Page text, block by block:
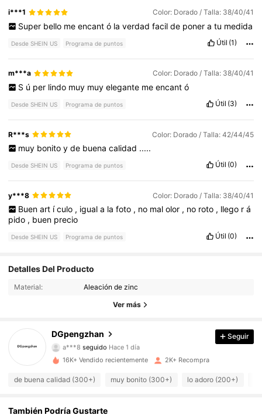
i***1 Color: Dorado / Talla: 38/40/41
Super bello me encant ó la verdad facil de poner a tu medida
Desde SHEIN US Programa de puntos Útil (1)
m***a Color: Dorado / Talla: 38/40/41
S ú per lindo muy muy elegante me encant ó
Desde SHEIN US Programa de puntos Útil (3)
R***s Color: Dorado / Talla: 42/44/45
muy bonito y de buena calidad .....
Desde SHEIN US Programa de puntos Útil (0)
y***8 Color: Dorado / Talla: 38/40/41
Buen art ículo , igual a la foto , no mal olor , no roto , llego r á
pido , buen precio
Desde SHEIN US Programa de puntos Útil (0)
Detalles Del Producto
Material: Aleación de zinc
Ver más
DGpengzhan
4.82 330 Seguidores
a***8 seguido Hace 1 día
330 Seguidores
4.82 330 Seguidores
4.82 330 Seguidores
Seguir
16K+ Vendido recientemente 2K+ Recompra
de buena calidad (300+) muy bonito (300+) lo adoro (200+)
También Podría Gustarte